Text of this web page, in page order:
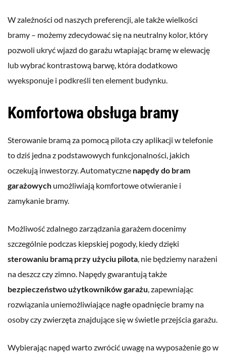
W zależności od naszych preferencji, ale także wielkości
bramy – możemy zdecydować się na neutralny kolor, który
pozwoli ukryć wjazd do garażu wtapiając bramę w elewację
lub wybrać kontrastową barwę, która dodatkowo
wyeksponuje i podkreśli ten element budynku.
Komfortowa obsługa bramy
Sterowanie bramą za pomocą pilota czy aplikacji w telefonie
to dziś jedna z podstawowych funkcjonalności, jakich
oczekują inwestorzy. Automatyczne napędy do bram
garażowych umożliwiają komfortowe otwieranie i
zamykanie bramy.
Możliwość zdalnego zarządzania garażem docenimy
szczególnie podczas kiepskiej pogody, kiedy dzięki
sterowaniu bramą przy użyciu pilota, nie będziemy narażeni
na deszcz czy zimno. Napędy gwarantują także
bezpieczeństwo użytkowników garażu, zapewniając
rozwiązania uniemożliwiające nagłe opadnięcie bramy na
osoby czy zwierzęta znajdujące się w świetle przejścia garażu.
Wybierając napęd warto zwrócić uwagę na wyposażenie go w